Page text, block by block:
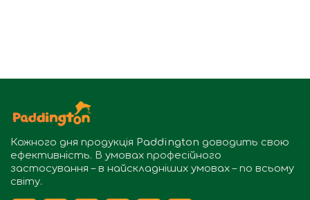
Кожного дня продукція Paddington доводить свою
ефективність. В умовах професійного
застосування – в найскладніших умовах – по всьому
світу.